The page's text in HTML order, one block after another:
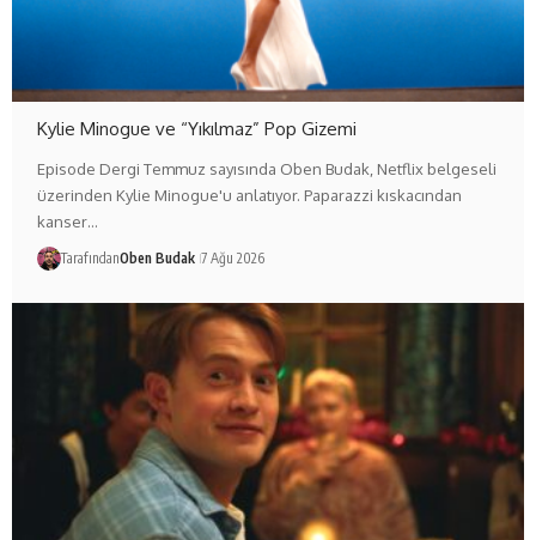
Kylie Minogue ve “Yıkılmaz” Pop Gizemi
Episode Dergi Temmuz sayısında Oben Budak, Netflix belgeseli
üzerinden Kylie Minogue'u anlatıyor. Paparazzi kıskacından
kanser…
TarafındanOben Budak 7 Ağu 2026